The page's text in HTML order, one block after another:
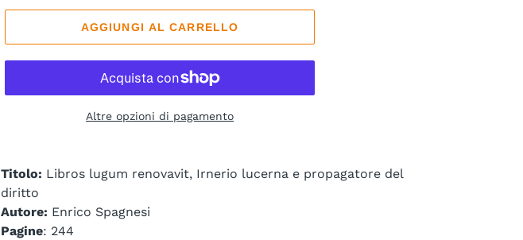
AGGIUNGI AL CARRELLO
Altre opzioni di pagamento
Titolo: Libros lugum renovavit, Irnerio lucerna e propagatore del
diritto
Autore: Enrico Spagnesi
Pagine: 244